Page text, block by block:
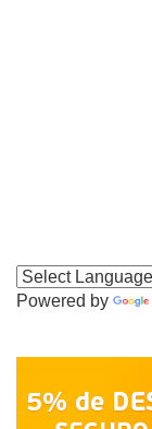
Powered by